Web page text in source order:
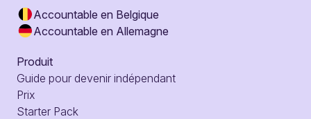
Accountable en Belgique
Accountable en Allemagne
Produit
Guide pour devenir indépendant
Prix
Starter Pack